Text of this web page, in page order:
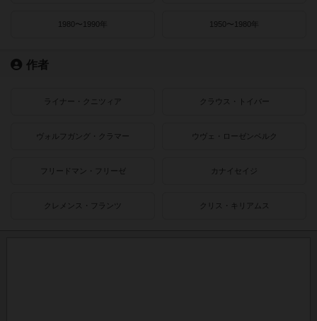
1980〜1990年 1950〜1980年
作者
ライナー・クニツィア クラウス・トイバー
ヴォルフガング・クラマー ウヴェ・ローゼンベルク
フリードマン・フリーゼ カナイセイジ
クレメンス・フランツ クリス・キリアムス